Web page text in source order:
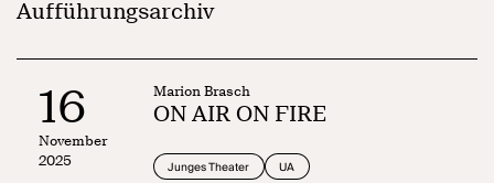
Aufführungsarchiv
16
November
2025
Marion Brasch
ON AIR ON FIRE
Junges Theater UA